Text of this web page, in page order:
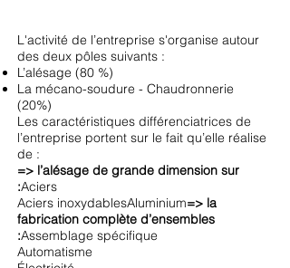
L'activité de l’entreprise s'organise autour
des deux pôles suivants :
L’alésage (80 %)
La mécano-soudure - Chaudronnerie
(20%)
Les caractéristiques différenciatrices de
l’entreprise portent sur le fait qu’elle réalise
de :
=> l’alésage de grande dimension sur
:Aciers
Aciers inoxydablesAluminium=> la
fabrication complète d’ensembles
:Assemblage spécifique
Automatisme